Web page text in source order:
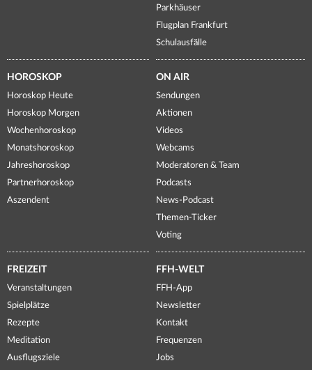
Parkhäuser
Flugplan Frankfurt
Schulausfälle
HOROSKOP
Horoskop Heute
Horoskop Morgen
Wochenhoroskop
Monatshoroskop
Jahreshoroskop
Partnerhoroskop
Aszendent
ON AIR
Sendungen
Aktionen
Videos
Webcams
Moderatoren & Team
Podcasts
News-Podcast
Themen-Ticker
Voting
FREIZEIT
Veranstaltungen
Spielplätze
Rezepte
Meditation
Ausflugsziele
FFH-WELT
FFH-App
Newsletter
Kontakt
Frequenzen
Jobs